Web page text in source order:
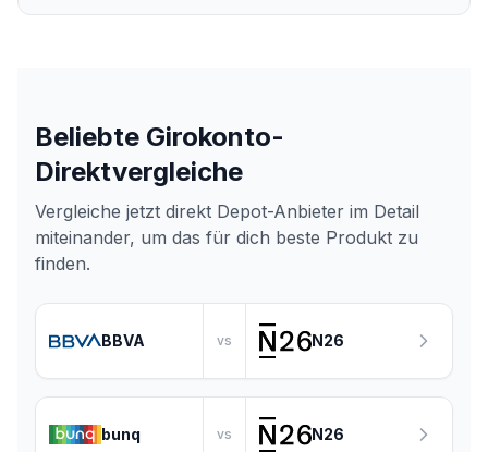
Beliebte Girokonto-
Direktvergleiche
Vergleiche jetzt direkt Depot-Anbieter im Detail
miteinander, um das für dich beste Produkt zu
finden.
BBVA vs N26
bunq vs N26